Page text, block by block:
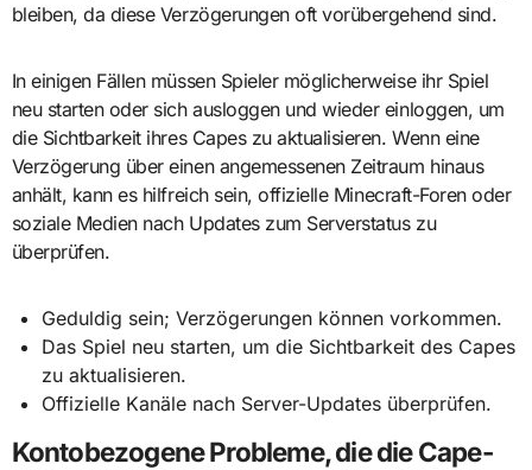
bleiben, da diese Verzögerungen oft vorübergehend sind.
In einigen Fällen müssen Spieler möglicherweise ihr Spiel
neu starten oder sich ausloggen und wieder einloggen, um
die Sichtbarkeit ihres Capes zu aktualisieren. Wenn eine
Verzögerung über einen angemessenen Zeitraum hinaus
anhält, kann es hilfreich sein, offizielle Minecraft-Foren oder
soziale Medien nach Updates zum Serverstatus zu
überprüfen.
Geduldig sein; Verzögerungen können vorkommen.
Das Spiel neu starten, um die Sichtbarkeit des Capes
zu aktualisieren.
Offizielle Kanäle nach Server-Updates überprüfen.
Kontobezogene Probleme, die die Cape-